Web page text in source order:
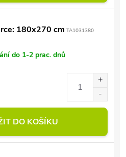
180x270 cm TA1031380
do 1-2 prac. dnů
DO KOŠÍKU